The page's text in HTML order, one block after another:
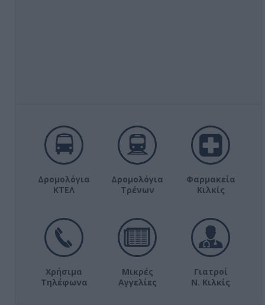
Δρομολόγια
ΚΤΕΛ
Δρομολόγια
Τρένων
Φαρμακεία
Κιλκίς
Χρήσιμα
Τηλέφωνα
Μικρές
Αγγελίες
Γιατροί
Ν. Κιλκίς